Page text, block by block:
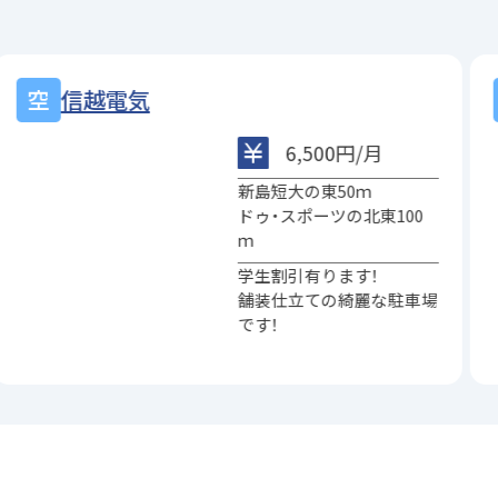
信越電気
6,500円/月
新島短大の東50ｍ
ドゥ・スポーツの北東100
ｍ
学生割引有ります！
舗装仕立ての綺麗な駐車場
です！